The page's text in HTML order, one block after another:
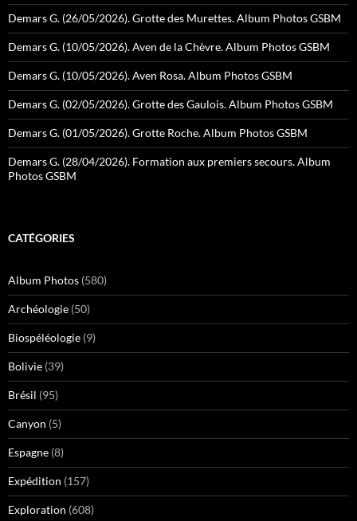
Demars G. (26/05/2026). Grotte des Murettes. Album Photos GSBM
Demars G. (10/05/2026). Aven de la Chèvre. Album Photos GSBM
Demars G. (10/05/2026). Aven Rosa. Album Photos GSBM
Demars G. (02/05/2026). Grotte des Gaulois. Album Photos GSBM
Demars G. (01/05/2026). Grotte Roche. Album Photos GSBM
Demars G. (28/04/2026). Formation aux premiers secours. Album
Photos GSBM
CATÉGORIES
Album Photos (580)
Archéologie (50)
Biospéléologie (9)
Bolivie (39)
Brésil (95)
Canyon (5)
Espagne (8)
Expédition (157)
Exploration (608)